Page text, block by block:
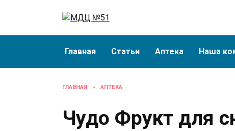
Главная Статьи Аптека Наша
ГЛАВНАЯ » АПТЕКА
Чудо Фрукт для